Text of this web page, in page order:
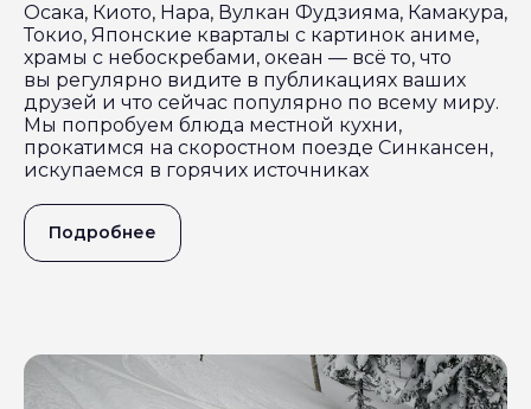
Осака, Киото, Нара, Вулкан Фудзияма, Камакура,
Токио, Японские кварталы с картинок аниме,
храмы с небоскребами, океан — всё то, что
вы регулярно видите в публикациях ваших
друзей и что сейчас популярно по всему миру.
Мы попробуем блюда местной кухни,
прокатимся на скоростном поезде Синкансен,
искупаемся в горячих источниках
Подробнее